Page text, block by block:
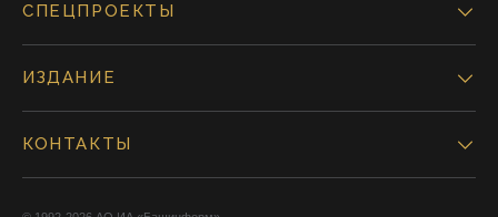
СПЕЦПРОЕКТЫ
ИЗДАНИЕ
КОНТАКТЫ